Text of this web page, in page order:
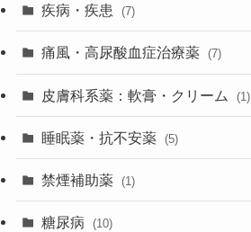
疾病・疾患 (7)
痛風・高尿酸血症治療薬 (7)
皮膚科系薬：軟膏・クリーム (1)
睡眠薬・抗不安薬 (5)
禁煙補助薬 (1)
糖尿病 (10)